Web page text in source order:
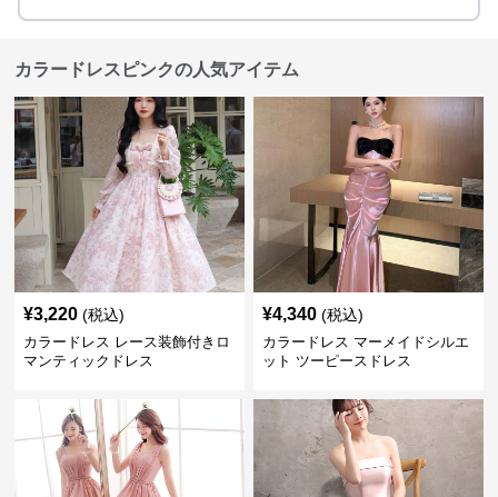
カラードレスピンクの人気アイテム
¥3,220 (税込)
カラードレス レース装飾付きロ
マンティックドレス
¥4,340 (税込)
カラードレス マーメイドシルエ
ット ツーピースドレス